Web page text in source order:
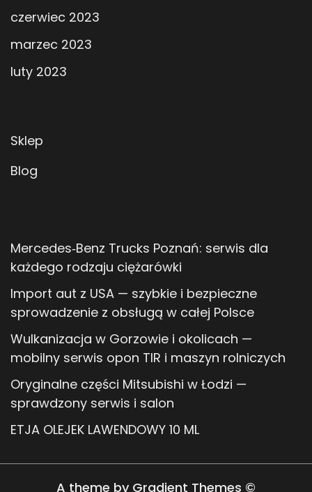
czerwiec 2023
marzec 2023
luty 2023
Sklep
Blog
Mercedes‑Benz Trucks Poznań: serwis dla
każdego rodzaju ciężarówki
Import aut z USA — szybkie i bezpieczne
sprowadzenie z obsługą w całej Polsce
Wulkanizacja w Gorzowie i okolicach —
mobilny serwis opon TIR i maszyn rolniczych
Oryginalne części Mitsubishi w Łodzi —
sprawdzony serwis i salon
ETJA OLEJEK LAWENDOWY 10 ML
A theme by Gradient Themes ©